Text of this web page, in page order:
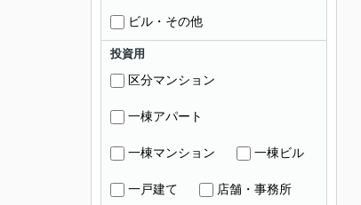
ビル・その他
投資用
区分マンション
一棟アパート
一棟マンション 一棟ビル
一戸建て 店舗・事務所